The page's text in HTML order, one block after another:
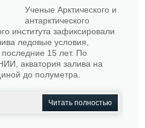
Ученые Арктического и
антарктического
института зафиксировали
ледовые условия,
15 лет. По
акватория залива на
до полуметра.
Читать полностью